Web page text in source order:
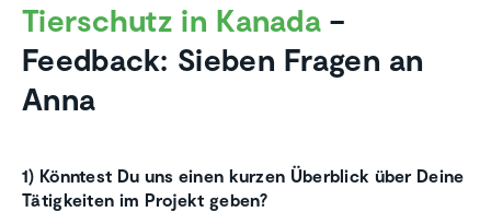
Tierschutz in Kanada –
Feedback: Sieben Fragen an
Anna
1) Könntest Du uns einen kurzen Überblick über Deine
Tätigkeiten im Projekt geben?